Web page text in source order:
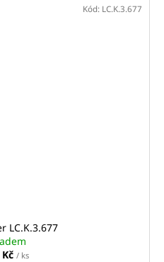
LC.K.3.677
/ ks
Kód: LC.K.3.677